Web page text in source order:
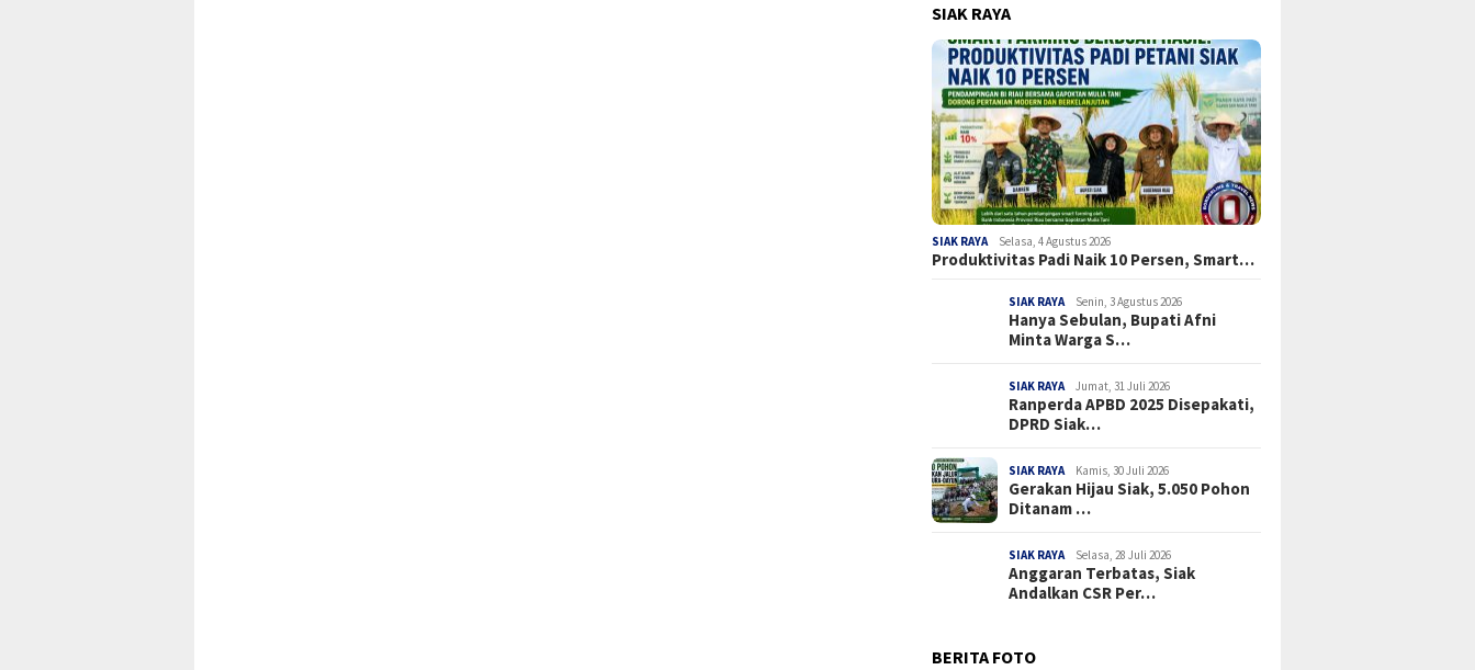
SIAK RAYA
SIAK RAYA Selasa, 4 Agustus 2026
Produktivitas Padi Naik 10 Persen, Smart…
SIAK RAYA Senin, 3 Agustus 2026
Hanya Sebulan, Bupati Afni
Minta Warga S…
SIAK RAYA Jumat, 31 Juli 2026
Ranperda APBD 2025 Disepakati,
DPRD Siak…
SIAK RAYA Kamis, 30 Juli 2026
Gerakan Hijau Siak, 5.050 Pohon
Ditanam …
SIAK RAYA Selasa, 28 Juli 2026
Anggaran Terbatas, Siak
Andalkan CSR Per…
BERITA FOTO